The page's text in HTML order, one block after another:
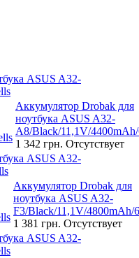
ASUS A32-
Аккумулятор Drobak для
ноутбука ASUS A32-
A8/Black/11,1V/
1 342 грн. Отсутствует
ASUS A32-
Аккумулятор Drobak для
ноутбука ASUS A32-
F3/Black/11,1V/4800mAh/
1 381 грн. Отсутствует
ASUS A32-